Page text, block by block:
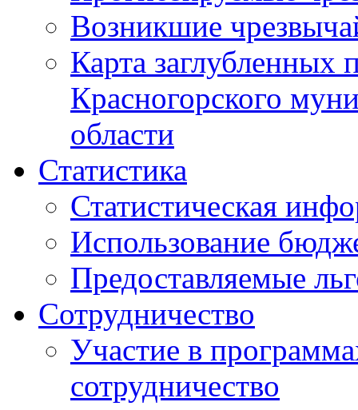
Возникшие
Карта
Красногорского
области
Статистика
Статистическая
Использование
Предоставляемые
Сотрудничество
Участие в
сотрудничество